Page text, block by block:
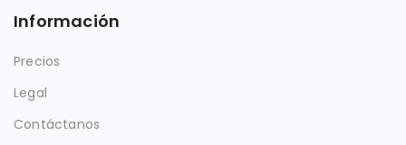
Información
Precios
Legal
Contáctanos